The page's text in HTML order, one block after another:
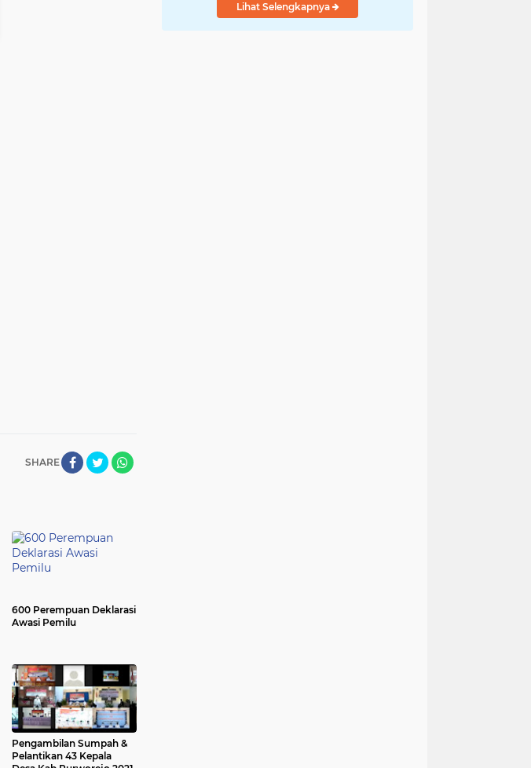
SHARE
600 Perempuan Deklarasi
Awasi Pemilu
Pengambilan Sumpah &
Pelantikan 43 Kepala
Lihat Selengkapnya